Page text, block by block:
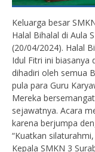
Keluarga besar
Halal Bihalal di Aula
(20/04/2024). Halal
Idul Fitri ini biasanya
dihadiri oleh semua
pula para Guru
Mereka
sejawatnya. Acara
karena berjumpa
“Kuatkan
Kepala SMKN 3